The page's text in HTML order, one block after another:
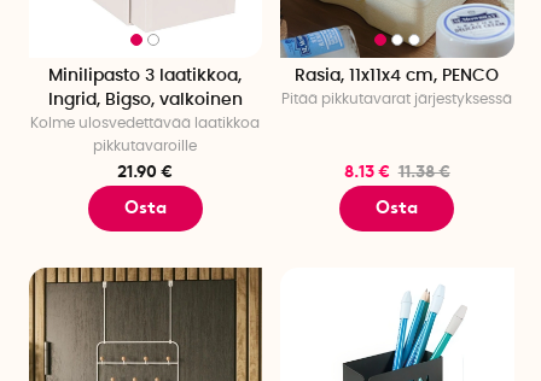
Minilipasto 3 laatikkoa,
Ingrid, Bigso, valkoinen
Kolme ulosvedettävää laatikkoa
pikkutavaroille
21.90 €
Osta
Rasia, 11x11x4 cm, PENCO
Pitää pikkutavarat järjestyksessä
8.13 € 11.38 €
Osta